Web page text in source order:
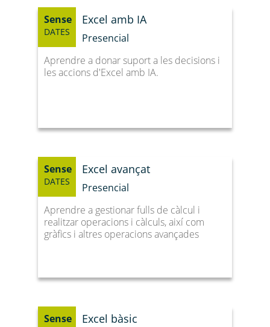
Sense
DATES
Excel amb IA
Presencial
Aprendre a donar suport a les decisions i
les accions d'Excel amb IA.
Sense
DATES
Excel avançat
Presencial
Aprendre a gestionar fulls de càlcul i
realitzar operacions i càlculs, així com
gràfics i altres operacions avançades
Sense Excel bàsic